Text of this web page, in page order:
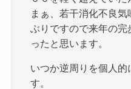
まぁ、若干消化不良
ぶりですので来年の
ったと思います。
いつか逆周りを個人的
す。